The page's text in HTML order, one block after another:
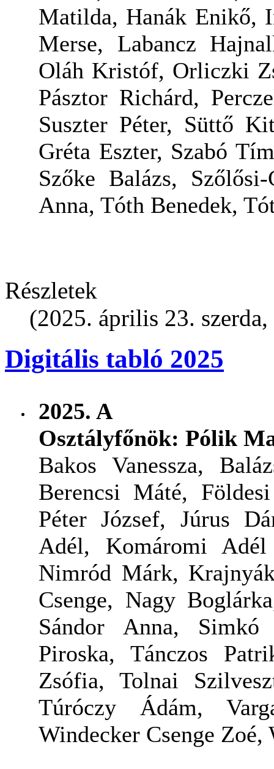
Matilda, Hanák Enikő,
Merse, Labancz
Oláh Kristóf, Orliczki
Pásztor Richárd,
Suszter Péter, Süttő
Gréta Eszter, Szabó
Szőke Balázs,
Anna, Tóth Benedek,
Részletek
(2025. április 23.
Digitális tabló 2025
2025. A
Osztályfőnök: Pólik
Bakos Vanessza,
Berencsi Máté,
Péter József, Júrus
Adél, Komáromi
Nimród Márk,
Csenge, Nagy
Sándor Anna, Simkó
Piroska, Tánczos
Zsófia, Tolnai
Túróczy Ádám,
Windecker Csenge Zoé,